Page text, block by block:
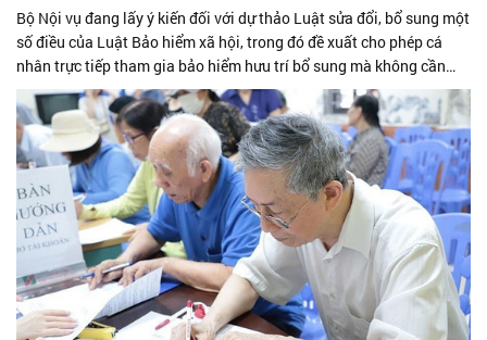
Bộ Nội vụ đang lấy ý kiến đối với dự thảo Luật sửa đổi, bổ sung một
số điều của Luật Bảo hiểm xã hội, trong đó đề xuất cho phép cá
nhân trực tiếp tham gia bảo hiểm hưu trí bổ sung mà không cần
thông qua...